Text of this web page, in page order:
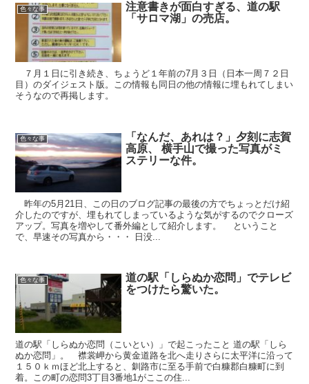
色々な事
注意書きが面白すぎる、道の駅
「サロマ湖」の売店。
７月１日に引き続き、ちょうど１年前の7月３日（日本一周７２日
目）のダイジェスト版。この情報も同日の他の情報に埋もれてしまい
そうなので再掲します。
色々な事
「なんだ、あれは？」夕刻に志賀
高原、 横手山で撮った写真がミ
ステリーな件。
昨年の5月21日、この日のブログ記事の最後の方でちょっとだけ紹
介したのですが、埋もれてしまっているような気がするのでクローズ
アップ。写真を増やして番外編として紹介します。 ということ
で、早速その写真から・・・ 日没...
色々な事
道の駅「しらぬか恋問」でテレビ
をつけたら驚いた。
道の駅「しらぬか恋問（こいとい）」で起こったこと 道の駅「しら
ぬか恋問」。 襟裳岬から黄金道路を北へ走りさらに太平洋に沿って
１５０ｋｍほど北上すると、釧路市に至る手前で白糠郡白糠町に到
着。この町の恋問3丁目3番地1がここの住...